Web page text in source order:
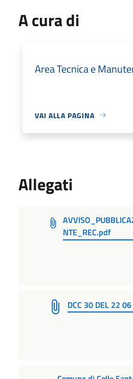
A cura di
Area Tecnica e
VAI ALLA PAGINA
Allegati
NTE_REC.pdf
DCC 30 DEL 22